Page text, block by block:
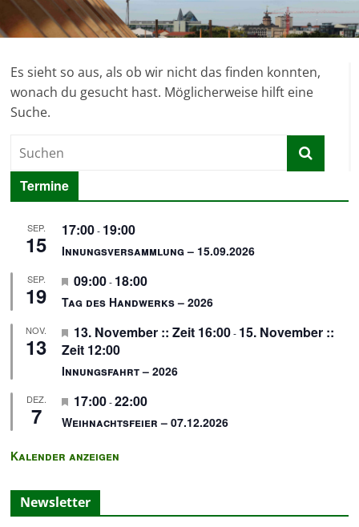
Es sieht so aus, als ob wir nicht das finden konnten,
wonach du gesucht hast. Möglicherweise hilft eine
Suche.
Termine
SEP.
15
17:00- 19:00
Innungsversammlung – 15.09.2026
SEP.
19
H
e
v
o
r
e
h
b
n
09:00- 18:00
Tag des Handwerks – 2026
NOV.
13
H
e
r
o
r
e
o
b
13. November :: Zeit 16:00- 15. November ::
Zeit 12:00
Innungsfahrt – 2026
DEZ.
7
H
e
v
r
g
17:00-22:00
Weihnachtsfeier – 07.12.2026
Kalender anzeigen
Newsletter